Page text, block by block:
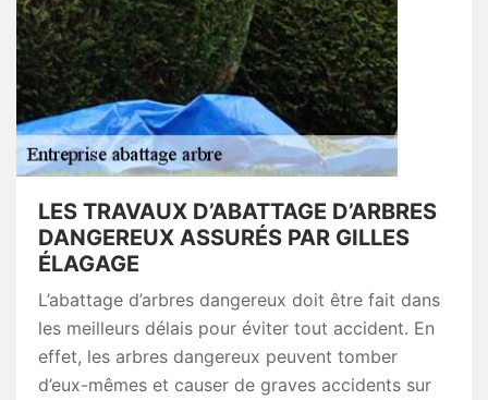
LES TRAVAUX D’ABATTAGE D’ARBRES
DANGEREUX ASSURÉS PAR GILLES
ÉLAGAGE
L’abattage d’arbres dangereux doit être fait dans
les meilleurs délais pour éviter tout accident. En
effet, les arbres dangereux peuvent tomber
d’eux-mêmes et causer de graves accidents sur